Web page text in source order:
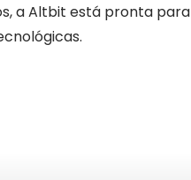
a Altbit está pronta para